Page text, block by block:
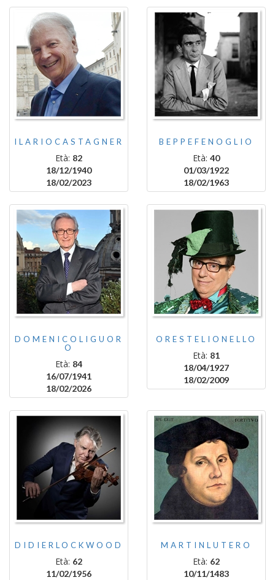
ILARIOCASTAGNER
Età: 82
18/12/1940
18/02/2023
BEPPEFENOGLIO
Età: 40
01/03/1922
18/02/1963
DOMENICOLIGUOR
O
Età: 84
16/07/1941
18/02/2026
ORESTELIONELLO
Età: 81
18/04/1927
18/02/2009
DIDIERLOCKWOOD
Età: 62
11/02/1956
MARTINLUTERO
Età: 62
10/11/1483